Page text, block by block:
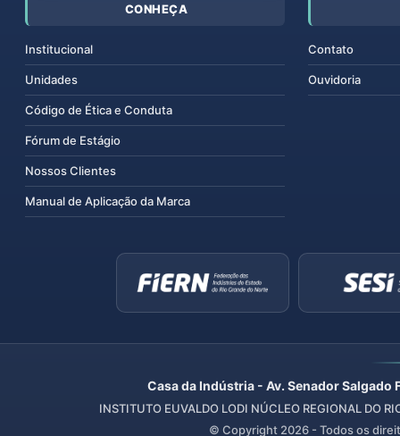
CONHEÇA
Institucional
Unidades
Código de Ética e Conduta
Fórum de Estágio
Nossos Clientes
Manual de Aplicação da Marca
Contato
Ouvidoria
Casa da Indústria - Av. Senador
INSTITUTO EUVALDO LODI NÚCLEO REGIONAL DO
© Copyright 2026 - Todos os